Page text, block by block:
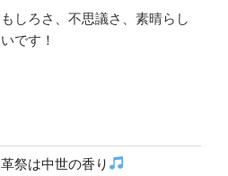
しろさ、不思議さ、素晴らし
です！
祭は中世の香り